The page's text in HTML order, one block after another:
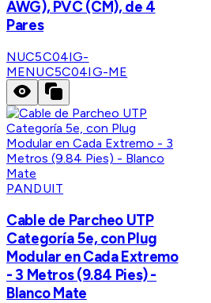
AWG), PVC (CM), de 4
Pares
NUC5C04IG-
MENUC5C04IG-ME
PANDUIT
Cable de Parcheo UTP
Categoría 5e, con Plug
Modular en Cada Extremo
- 3 Metros (9.84 Pies) -
Blanco Mate